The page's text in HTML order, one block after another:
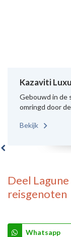
Kazaviti
Gebouwd in de
omringd door
Bekijk
Deel
reisgenoten
Whatsapp